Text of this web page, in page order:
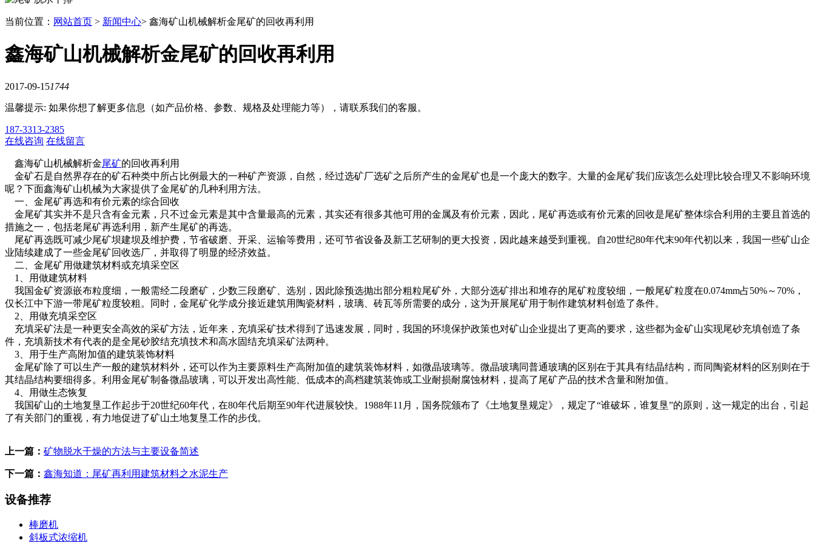
当前位置： 网站首页 > 新闻中心> 鑫海矿山机械解析金尾矿的回收再利用
鑫海矿山机械解析金尾矿的回收再利用
2017-09-151744
温馨提示: 如果你想了解更多信息（如产品价格、参数、规格及处理能力等），请联系我们的客服。
187-3313-2385
在线咨询 在线留言
鑫海矿山机械解析金尾矿的回收再利用
金矿石是自然界存在的矿石种类中所占比例最大的一种矿产资源，自然，经过选矿厂选矿之后所产生的金尾矿也是一个庞大的数字。大量的金尾矿我们应该怎么处理比较合理又不影响环境
呢？下面鑫海矿山机械为大家提供了金尾矿的几种利用方法。
一、金尾矿再选和有价元素的综合回收
金尾矿其实并不是只含有金元素，只不过金元素是其中含量最高的元素，其实还有很多其他可用的金属及有价元素，因此，尾矿再选或有价元素的回收是尾矿整体综合利用的主要且首选的
措施之一，包括老尾矿再选利用，新产生尾矿的再选。
尾矿再选既可减少尾矿坝建坝及维护费，节省破磨、开采、运输等费用，还可节省设备及新工艺研制的更大投资，因此越来越受到重视。自20世纪80年代末90年代初以来，我国一些矿山企
业陆续建成了一些金尾矿回收选厂，并取得了明显的经济效益。
二、金尾矿用做建筑材料或充填采空区
1、用做建筑材料
我国金矿资源嵌布粒度细，一般需经二段磨矿，少数三段磨矿、选别，因此除预选抛出部分粗粒尾矿外，大部分选矿排出和堆存的尾矿粒度较细，一般尾矿粒度在0.074mm占50%～70%，
仅长江中下游一带尾矿粒度较粗。同时，金尾矿化学成分接近建筑用陶瓷材料，玻璃、砖瓦等所需要的成分，这为开展尾矿用于制作建筑材料创造了条件。
2、用做充填采空区
充填采矿法是一种更安全高效的采矿方法，近年来，充填采矿技术得到了迅速发展，同时，我国的环境保护政策也对矿山企业提出了更高的要求，这些都为金矿山实现尾砂充填创造了条
件，充填新技术有代表的是全尾砂胶结充填技术和高水固结充填采矿法两种。
3、用于生产高附加值的建筑装饰材料
金尾矿除了可以生产一般的建筑材料外，还可以作为主要原料生产高附加值的建筑装饰材料，如微晶玻璃等。微晶玻璃同普通玻璃的区别在于其具有结晶结构，而同陶瓷材料的区别则在于
其结晶结构要细得多。利用金尾矿制备微晶玻璃，可以开发出高性能、低成本的高档建筑装饰或工业耐损耐腐蚀材料，提高了尾矿产品的技术含量和附加值。
4、用做生态恢复
我国矿山的土地复垦工作起步于20世纪60年代，在80年代后期至90年代进展较快。1988年11月，国务院颁布了《土地复垦规定》，规定了“谁破坏，谁复垦”的原则，这一规定的出台，引起
了有关部门的重视，有力地促进了矿山土地复垦工作的步伐。
上一篇： 矿物脱水干燥的方法与主要设备简述
下一篇： 鑫海知道：尾矿再利用建筑材料之水泥生产
设备推荐
棒磨机
斜板式浓缩机